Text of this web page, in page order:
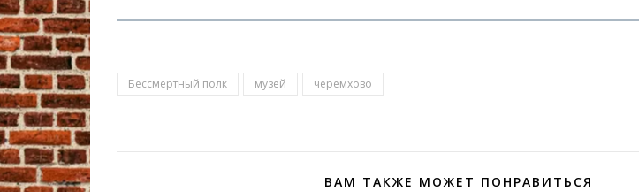
Бессмертный полк музей черемхово
ВАМ ТАКЖЕ МОЖЕТ ПОНРАВИТЬСЯ